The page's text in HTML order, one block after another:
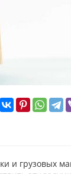
и грузовых